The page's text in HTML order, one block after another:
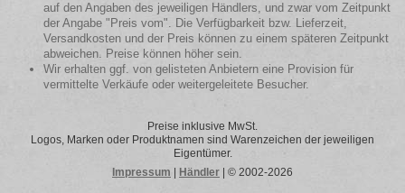
auf den Angaben des jeweiligen Händlers, und zwar vom Zeitpunkt
der Angabe "Preis vom". Die Verfügbarkeit bzw. Lieferzeit,
Versandkosten und der Preis können zu einem späteren Zeitpunkt
abweichen. Preise können höher sein.
Wir erhalten ggf. von gelisteten Anbietern eine Provision für
vermittelte Verkäufe oder weitergeleitete Besucher.
Preise inklusive MwSt.
Logos, Marken oder Produktnamen sind Warenzeichen der jeweiligen
Eigentümer.
Impressum
Händler | © 2002-2026